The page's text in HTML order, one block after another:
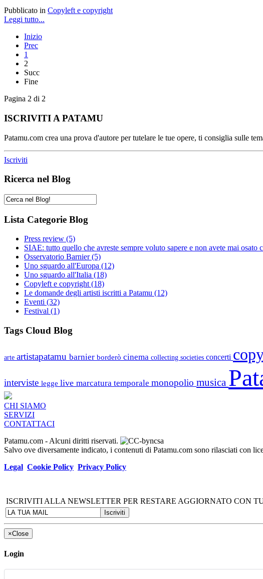
Pubblicato in Copyleft e copyright
Leggi tutto...
Inizio
Prec
1
2
Succ
Fine
Pagina 2 di 2
ISCRIVITI A PATAMU
Patamu.com crea una prova d'autore per tutelare le tue opere, ti consiglia sulle
Iscriviti
Ricerca nel Blog
Lista Categorie Blog
Press review (5)
SIAE: tutto quello che avreste sempre voluto sapere e non avete mai osato
Osservatorio Barnier(5)
Uno sguardo all'Europa (12)
Uno sguardo all'Italia (18)
Copyleft e copyright (18)
Le domande degli artisti iscritti a Patamu (12)
Eventi (32)
Festival (1)
Tags Cloud Blog
arte artistapatamu barnier borderò cinema collecting societies concerti
interviste legge live marcatura temporale monopolio musica
CHI SIAMO
SERVIZI
CONTATTACI
Patamu.com - Alcuni diritti riservati.
Salvo ove diversamente indicato, i contenuti di Patamu.com sono rilasciati con
Legal Cookie Policy Privacy Policy
ISCRIVITI ALLA NEWSLETTER PER RESTARE AGGIORNATO CON
×Close
Login